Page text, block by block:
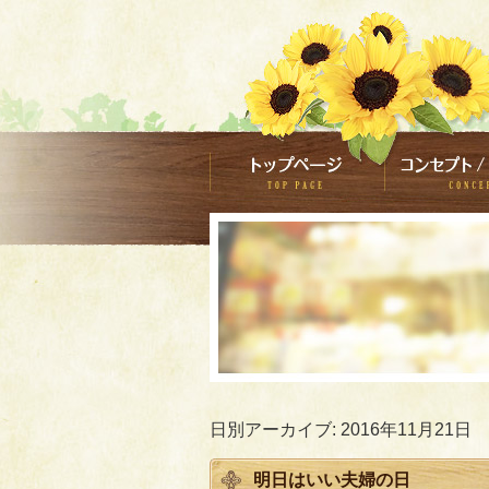
日別アーカイブ: 2016年11月21日
明日はいい夫婦の日